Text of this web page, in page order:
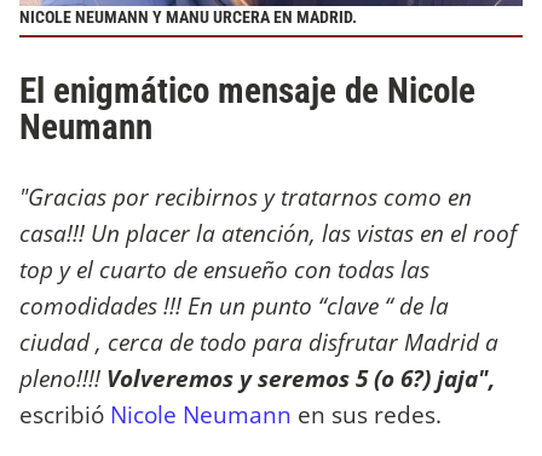
NICOLE NEUMANN Y MANU URCERA EN MADRID.
El enigmático mensaje de Nicole
Neumann
"Gracias por recibirnos y tratarnos como en
casa!!! Un placer la atención, las vistas en el roof
top y el cuarto de ensueño con todas las
comodidades !!! En un punto “clave “ de la
ciudad , cerca de todo para disfrutar Madrid a
pleno!!!! Volveremos y seremos 5 (o 6?) jaja",
escribió Nicole Neumann en sus redes.